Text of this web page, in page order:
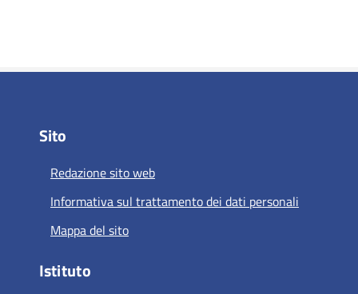
Sito
Redazione sito web
Informativa sul trattamento dei dati personali
Mappa del sito
Istituto